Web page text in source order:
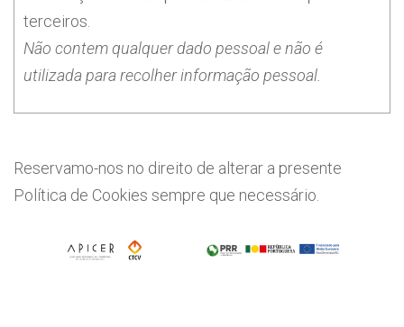
terceiros.
Não contem qualquer dado pessoal e não é
utilizada para recolher informação pessoal.
Reservamo-nos no direito de alterar a presente
Política de Cookies sempre que necessário.